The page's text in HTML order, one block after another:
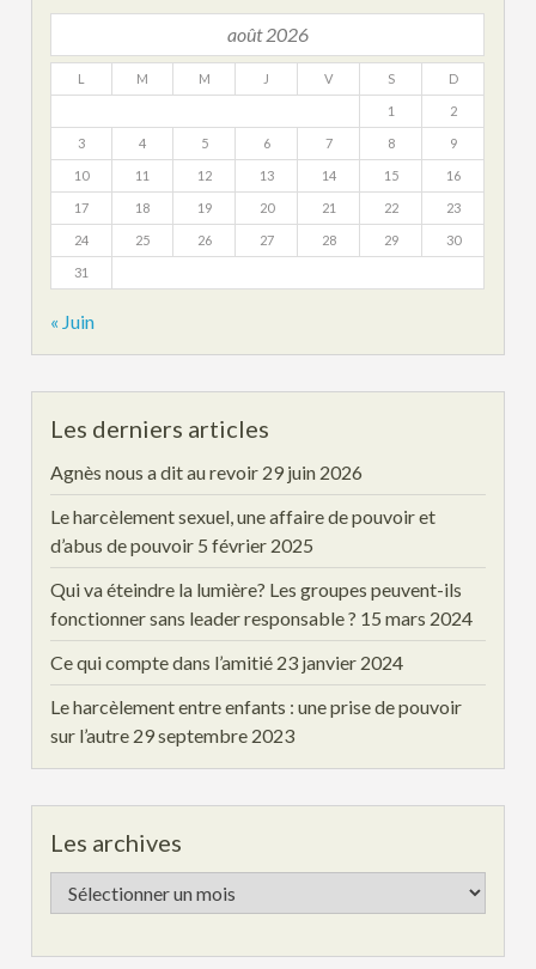
août 2026
L M M J V S D
1 2
3 4 5 6 7 8 9
10 11 12 13 14 15 16
17 18 19 20 21 22 23
24 25 26 27 28 29 30
31
« Juin
Les derniers articles
Agnès nous a dit au revoir 29 juin 2026
Le harcèlement sexuel, une affaire de pouvoir et
d’abus de pouvoir 5 février 2025
Qui va éteindre la lumière? Les groupes peuvent-ils
fonctionner sans leader responsable ? 15 mars 2024
Ce qui compte dans l’amitié 23 janvier 2024
Le harcèlement entre enfants : une prise de pouvoir
sur l’autre 29 septembre 2023
Les archives
Les
archives